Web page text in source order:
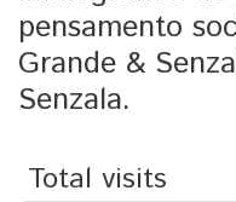
pensamento
Grande &
Senzala.
Total visits